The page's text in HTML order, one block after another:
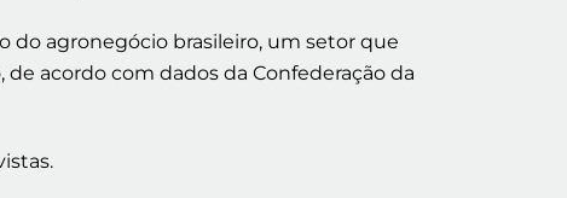
do agronegócio brasileiro, um setor que
acordo com dados da Confederação da